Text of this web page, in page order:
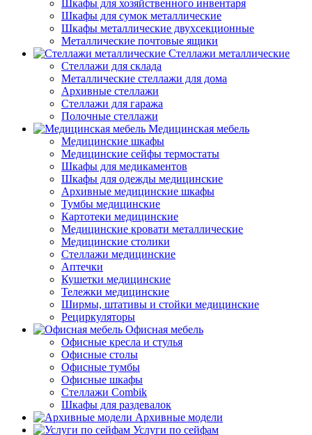
Шкафы для хозяйственного инвентаря
Шкафы для сумок металлические
Шкафы металлические двухсекционные
Металлические почтовые ящики
Стеллажи металлические
Стеллажи для склада
Металлические стеллажи для дома
Архивные стеллажи
Стеллажи для гаража
Полочные стеллажи
Медицинская мебель
Медицинские шкафы
Медицинские сейфы термостаты
Шкафы для медикаментов
Шкафы для одежды медицинские
Архивные медицинские шкафы
Тумбы медицинские
Картотеки медицинские
Медицинские кровати металлические
Медицинские столики
Стеллажи медицинские
Аптечки
Кушетки медицинские
Тележки медицинские
Ширмы, штативы и стойки медицинские
Рециркуляторы
Офисная мебель
Офисные кресла и стулья
Офисные столы
Офисные тумбы
Офисные шкафы
Стеллажи Combik
Шкафы для раздевалок
Архивные модели
Услуги по сейфам